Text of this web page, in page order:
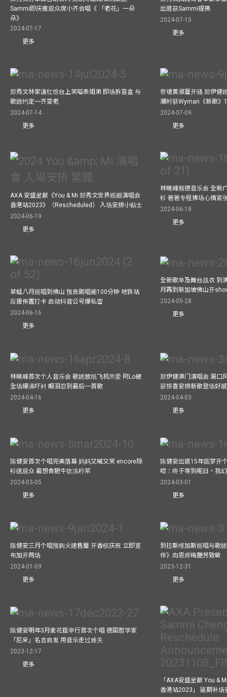
Sammi即庆邀观众席小齐合唱《 「老花」一朵
朵》
2024-07-17
更多
出道获Sammi提携
2024-07-15
更多
郑秀文林家谦红馆台上笑嗌表姐弟 即场拆盲盒 与
歌迷约定一齐变老
2024-07-14
更多
带埋黄淑蔓开骚 郑伊健
潮时获Wyman《新歌》
2024-07-09
更多
AXA 安盛呈献《You & Mi 郑秀文世界巡迴演唱会
香港站2023》（Rescheduled） 入场安排小贴士
2024-06-19
更多
林晓峰顺德音乐会 全新
衫 爸爸专程捧场心情紧
2024-06-18
更多
草蜢八月巡唱到佛山 预告跳唱逾100分钟 地铁站
应援佈置打卡 启动抖音公号爆私密
2024-06-16
更多
全新歌单及舞台战衣 到
月再到新加坡佛山开
2024-05-28
更多
林晓峰首次个人音乐会 歌迷放纸飞机示爱 阿Lo被
全场爆满吓衬 眼泪忍到最后一首歌
2024-04-16
更多
郑伊健澳门演唱会 漏口
获惊喜安排新歌登场好
2024-04-03
更多
陈健安首次个唱完美落幕 妈妈又喊又笑 encore除
衫送观众 最想食肥牛饮冻柠茶
2024-03-05
更多
陈健安出道15年圆梦开
唿：终于等到呢日，我
2024-03-01
更多
陈健安三月个唱预购火速售罄 开香槟庆祝 立即宣
布加开两场
2024-01-09
更多
到拉斯维加斯巡唱与歌
伴》向恩师梅艷芳致敬
2023-12-31
更多
陈健安明年3月麦花臣举行首次个唱 德国哲学家
「尼采」名言启发 用音乐走过难关
2023-12-17
更多
「AXA安盛呈献 You &
香港站2023」 延期补场